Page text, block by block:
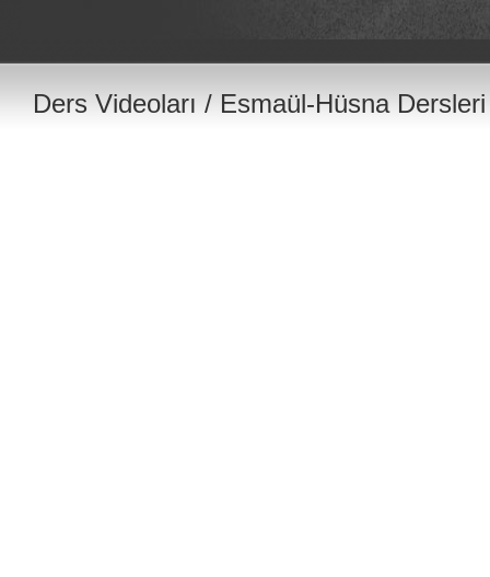
Ders Videoları / Esmaül-Hüsna Dersleri